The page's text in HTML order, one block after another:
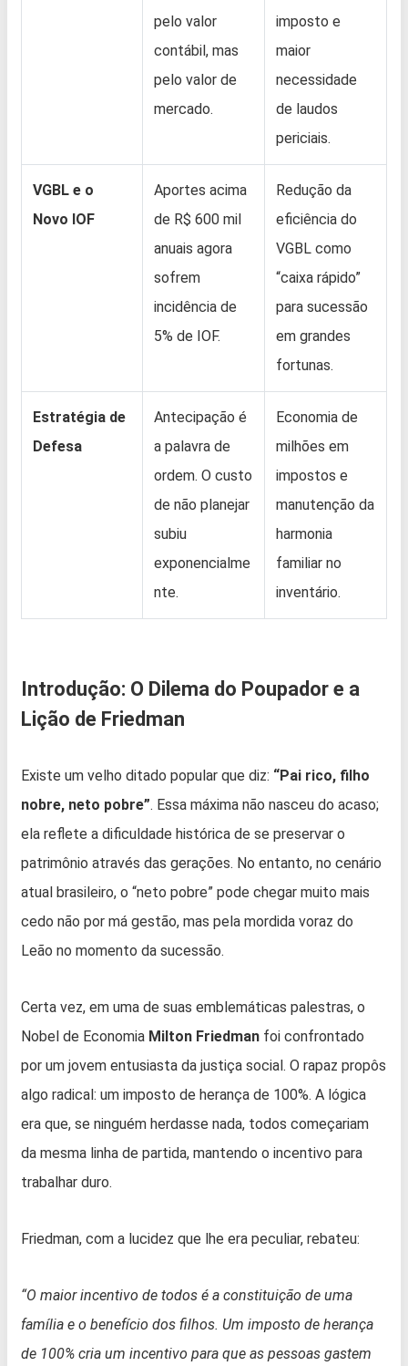
pelo valor
contábil, mas
pelo valor de
mercado.
imposto e
maior
necessidade
de laudos
periciais.
VGBL e o
Novo IOF
Aportes acima
de R$ 600 mil
anuais agora
sofrem
incidência de
5% de IOF.
Redução da
eficiência do
VGBL como
“caixa rápido”
para sucessão
em grandes
fortunas.
Estratégia de
Defesa
Antecipação é
a palavra de
ordem. O custo
de não planejar
subiu
exponencialme
nte.
Economia de
milhões em
impostos e
manutenção da
harmonia
familiar no
inventário.
Introdução: O Dilema do Poupador e a
Lição de Friedman
Existe um velho ditado popular que diz: “Pai rico, filho
nobre, neto pobre”. Essa máxima não nasceu do acaso;
ela reflete a dificuldade histórica de se preservar o
patrimônio através das gerações. No entanto, no cenário
atual brasileiro, o “neto pobre” pode chegar muito mais
cedo não por má gestão, mas pela mordida voraz do
Leão no momento da sucessão.
Certa vez, em uma de suas emblemáticas palestras, o
Nobel de Economia Milton Friedman foi confrontado
por um jovem entusiasta da justiça social. O rapaz propôs
algo radical: um imposto de herança de 100%. A lógica
era que, se ninguém herdasse nada, todos começariam
da mesma linha de partida, mantendo o incentivo para
trabalhar duro.
Friedman, com a lucidez que lhe era peculiar, rebateu:
“O maior incentivo de todos é a constituição de uma
família e o benefício dos filhos. Um imposto de herança
de 100% cria um incentivo para que as pessoas gastem